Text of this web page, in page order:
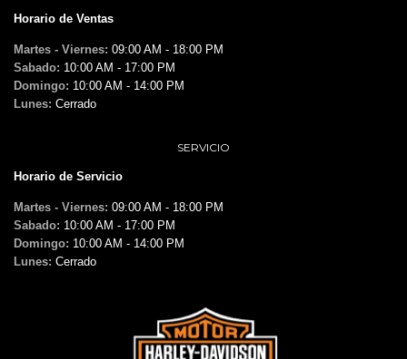
Horario de Ventas
Martes - Viernes: 09:00 AM - 18:00 PM
Sabado: 10:00 AM - 17:00 PM
Domingo: 10:00 AM - 14:00 PM
Lunes: Cerrado
SERVICIO
Horario de Servicio
Martes - Viernes: 09:00 AM - 18:00 PM
Sabado: 10:00 AM - 17:00 PM
Domingo: 10:00 AM - 14:00 PM
Lunes: Cerrado